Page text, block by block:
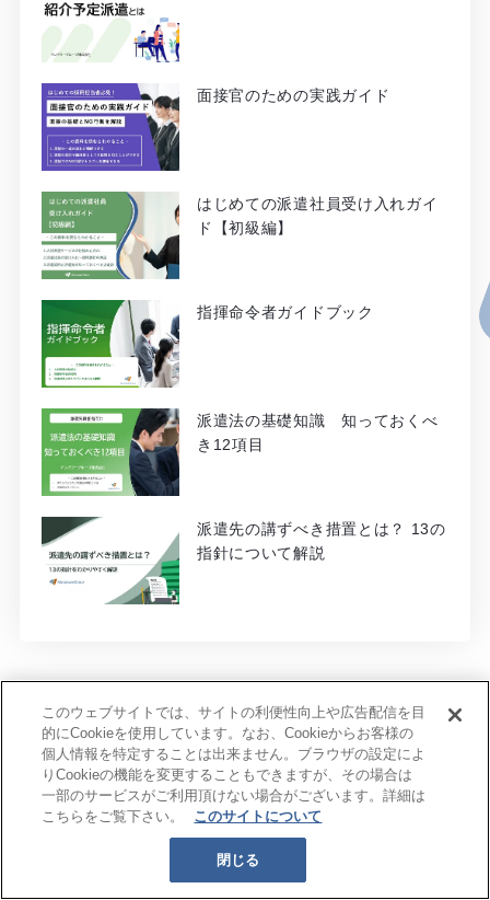
面接官のための実践ガイド
はじめての派遣社員受け入れガイ
ド【初級編】
指揮命令者ガイドブック
派遣法の基礎知識 知っておくべ
き12項目
派遣先の講ずべき措置とは？ 13の
指針について解説
毎年6万件の求人に最適な人材をご紹介
実績とノウハウでご要望にお応えします
ご気軽に相談お問い合わせください。
このウェブサイトでは、サイトの利便性向上や広告配信を目
的にCookieを使用しています。なお、Cookieからお客様の
個人情報を特定することは出来ません。ブラウザの設定によ
りCookieの機能を変更することもできますが、その場合は
一部のサービスがご利用頂けない場合がございます。詳細は
こちらをご覧下さい。
このサイトについて
閉じる